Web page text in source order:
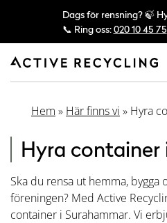
Dags för rensning? 🍃
📞 Ring oss:020 10 45 75
Hem » Här finns vi » Hyra
Hyra container
Ska du rensa ut hemma,
föreningen? Med Active
container i Surahammar. Vi